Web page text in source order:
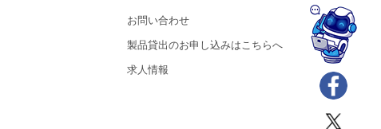
お問い合わせ
製品貸出のお申し込みはこちらへ
求人情報